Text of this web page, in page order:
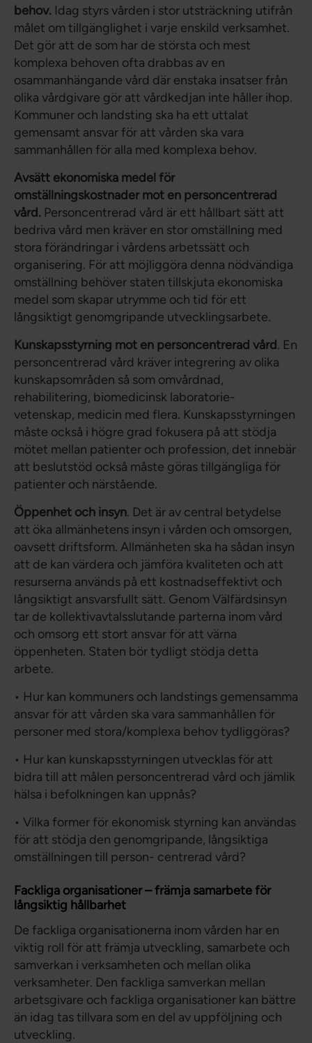
behov. Idag styrs vården i stor utsträckning utifrån
målet om tillgänglighet i varje enskild verksamhet.
Det gör att de som har de största och mest
komplexa behoven ofta drabbas av en
osammanhängande vård där enstaka insatser från
olika vårdgivare gör att vårdkedjan inte håller ihop.
Kommuner och landsting ska ha ett uttalat
gemensamt ansvar för att vården ska vara
sammanhållen för alla med komplexa behov.
Avsätt ekonomiska medel för
omställningskostnader mot en personcentrerad
vård. Personcentrerad vård är ett hållbart sätt att
bedriva vård men kräver en stor omställning med
stora förändringar i vårdens arbetssätt och
organisering. För att möjliggöra denna nödvändiga
omställning behöver staten tillskjuta ekonomiska
medel som skapar utrymme och tid för ett
långsiktigt genomgripande utvecklingsarbete.
Kunskapsstyrning mot en personcentrerad vård. En
personcentrerad vård kräver integrering av olika
kunskapsområden så som omvårdnad,
rehabilitering, biomedicinsk laboratorie-
vetenskap, medicin med flera. Kunskapsstyrningen
måste också i högre grad fokusera på att stödja
mötet mellan patienter och profession, det innebär
att beslutstöd också måste göras tillgängliga för
patienter och närstående.
Öppenhet och insyn. Det är av central betydelse
att öka allmänhetens insyn i vården och omsorgen,
oavsett driftsform. Allmänheten ska ha sådan insyn
att de kan värdera och jämföra kvaliteten och att
resurserna används på ett kostnadseffektivt och
långsiktigt ansvarsfullt sätt. Genom Välfärdsinsyn
tar de kollektivavtalsslutande parterna inom vård
och omsorg ett stort ansvar för att värna
öppenheten. Staten bör tydligt stödja detta
arbete.
• Hur kan kommuners och landstings gemensamma
ansvar för att vården ska vara sammanhållen för
personer med stora/komplexa behov tydliggöras?
• Hur kan kunskapsstyrningen utvecklas för att
bidra till att målen personcentrerad vård och jämlik
hälsa i befolkningen kan uppnås?
• Vilka former för ekonomisk styrning kan användas
för att stödja den genomgripande, långsiktiga
omställningen till person- centrerad vård?
Fackliga organisationer – främja samarbete för
långsiktig hållbarhet
De fackliga organisationerna inom vården har en
viktig roll för att främja utveckling, samarbete och
samverkan i verksamheten och mellan olika
verksamheter. Den fackliga samverkan mellan
arbetsgivare och fackliga organisationer kan bättre
än idag tas tillvara som en del av uppföljning och
utveckling.